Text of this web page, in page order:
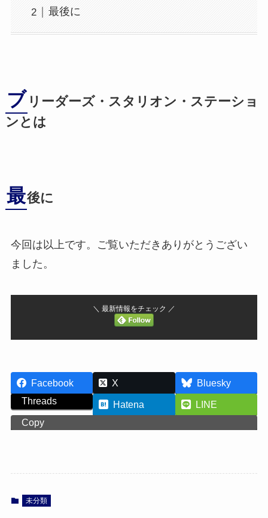
最後に
ブ リーダーズ・スタリオン・ステーショ
ンとは
最後に
今回は以上です。ご覧いただきありがとうござい
ました。
＼ 最新情報をチェック ／
Facebook X
Bluesky
Threads
Hatena
LINE
Copy
未分類